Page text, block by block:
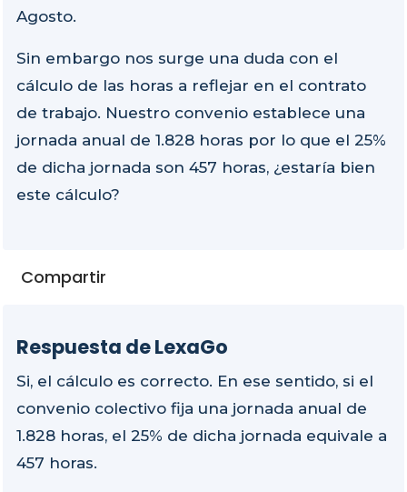
Agosto.
Sin embargo nos surge una duda con el
cálculo de las horas a reflejar en el contrato
de trabajo. Nuestro convenio establece una
jornada anual de 1.828 horas por lo que el 25%
de dicha jornada son 457 horas, ¿estaría bien
este cálculo?
Compartir
Respuesta de LexaGo
Si, el cálculo es correcto. En ese sentido, si el
convenio colectivo fija una jornada anual de
1.828 horas, el 25% de dicha jornada equivale a
457 horas.